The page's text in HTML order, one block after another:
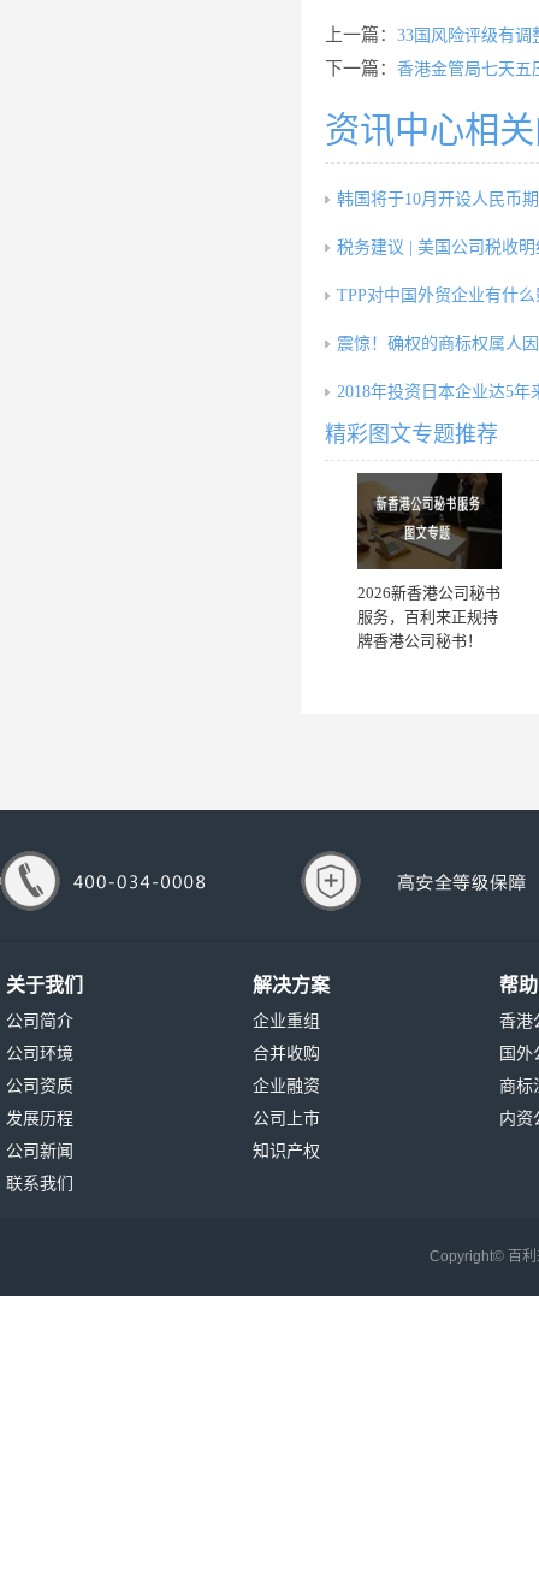
上一篇： 33国风险评级有调
下一篇： 香港金管局七天五
资讯中心相
韩国将于10月开设人民币
税务建议 | 美国公司税收明
TPP对中国外贸企业有什
震惊！确权的商标权属人
2018年投资日本企业达5年
精彩图文专题推荐
2026新香港公司秘书
服务，百利来正规持
牌香港公司秘书！
关于我们
公司简介
公司环境
公司资质
发展历程
公司新闻
联系我们
解决方案
企业重组
合并收购
企业融资
公司上市
知识产权
帮
香港
国外
商标
内资
Copyright© 百